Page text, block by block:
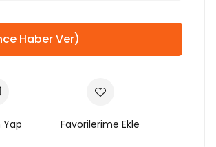
Haber Ver)